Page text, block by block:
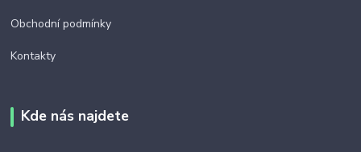
Obchodní podmínky
Kontakty
Kde nás najdete